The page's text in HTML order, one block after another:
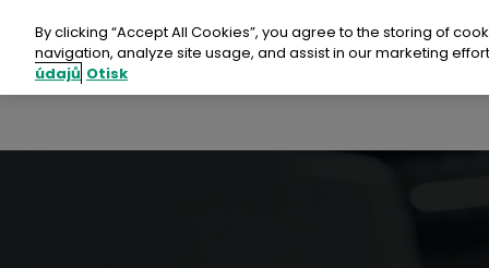
obsah
By clicking “Accept All Cookies”, you agree to the storing of
navigation, analyze site usage, and assist in our marketing
údajů Otisk